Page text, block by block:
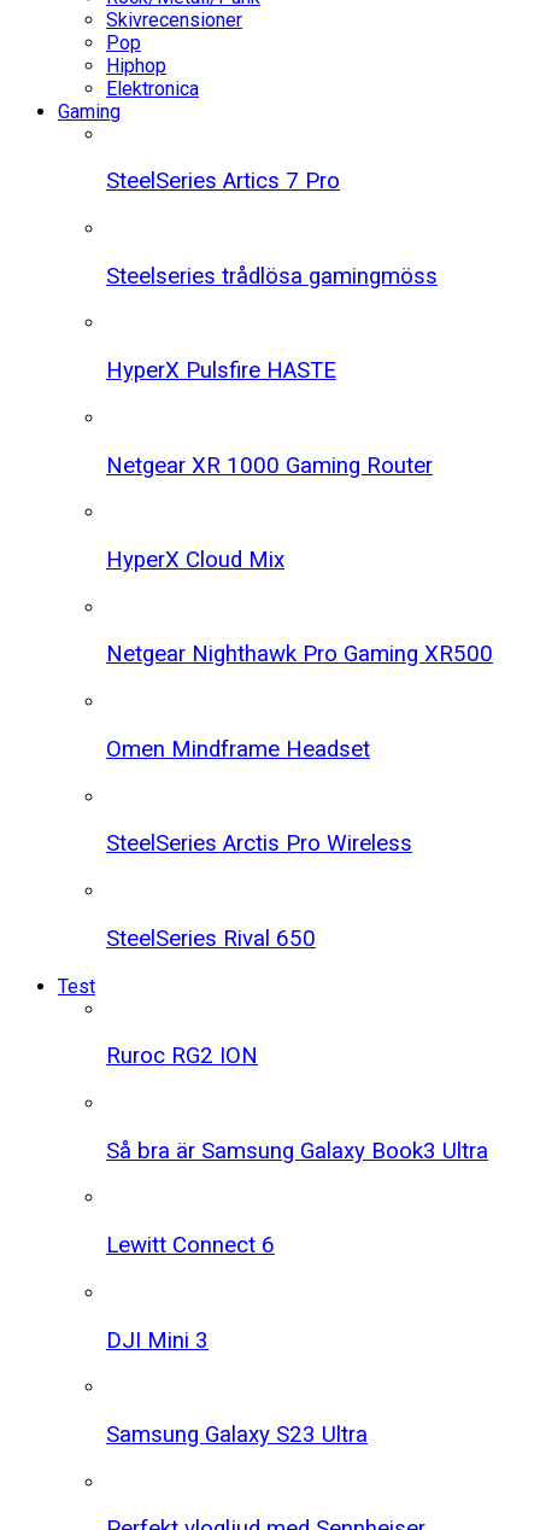
Skivrecensioner
Pop
Hiphop
Elektronica
Gaming
SteelSeries Artics 7 Pro
Steelseries trådlösa gamingmöss
HyperX Pulsfire HASTE
Netgear XR 1000 Gaming Router
HyperX Cloud Mix
Netgear Nighthawk Pro Gaming XR500
Omen Mindframe Headset
SteelSeries Arctis Pro Wireless
SteelSeries Rival 650
Test
Ruroc RG2 ION
Så bra är Samsung Galaxy Book3 Ultra
Lewitt Connect 6
DJI Mini 3
Samsung Galaxy S23 Ultra